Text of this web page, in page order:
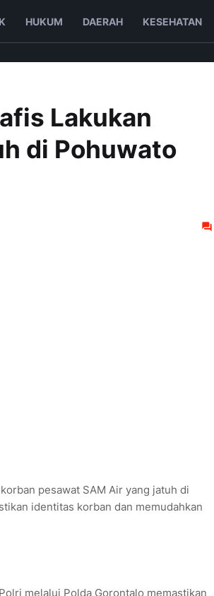
HUKUM DAERAH KESEHATAN
Lakukan
di Pohuwato
pesawat SAM Air yang jatuh di
identitas korban dan memudahkan
melalui Polda Gorontalo memastikan